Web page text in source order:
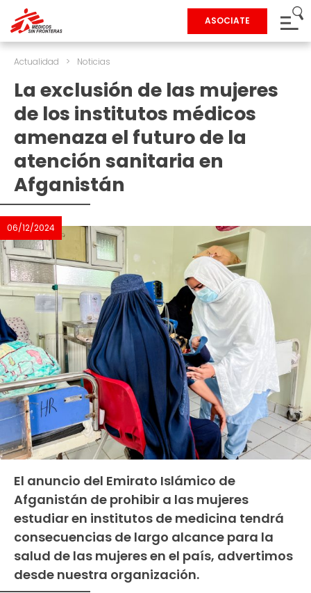
ASOCIATE
Actualidad > Noticias
La exclusión de las mujeres
de los institutos médicos
amenaza el futuro de la
atención sanitaria en
Afganistán
06/12/2024
El anuncio del Emirato Islámico de
Afganistán de prohibir a las mujeres
estudiar en institutos de medicina tendrá
consecuencias de largo alcance para la
salud de las mujeres en el país, advertimos
desde nuestra organización.